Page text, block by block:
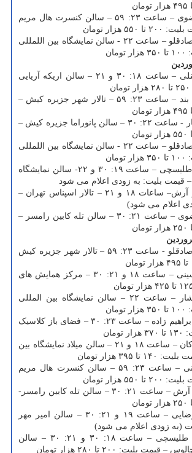
- کنسرت مجید رضوی – ساعت ۲۳: ۵۹ – سالن کنسرت هال مریم
هزار تومان
- کنسرت مسعود صادقلو – ساعت ۲۲ - سالن نمایشگاه بین اللمللی
کنسرت ناصر زینلی – ساعت ۱۸: ۳۰ و ۲۱ – سالن اریکه آریایی
- کنسرت هوروش بند – ساعت ۲۳: ۵۹ – تالار شهر جزیره کیش –
کنسرت آرون افشار - ساعت ۲۲: ۳۰ – سالن پانوراما جزیره کیش –
- کنسرت مسعود صادقلو – ساعت ۲۲ - سالن نمایشگاه بین اللمللی
- کنسرت علیرضا طلیسچی – ساعت ۱۹: ۳۰ و ۲۲- سالن نمایشگاه
– قیمت بلیت: به زودی اعلام می شود
- کنسرت مسیح و آرش– ساعات ۱۸ و ۲۱ – تالار اسپناس تهران –
اعلام می شود)
- کنسرت مجید رضوی – ساعت ۲۱: ۳۰ – سالن تله کابین رامسر –
- کنسرت مسعود صادقلو - ساعت ۲۳: ۵۹ – تالار شهر جزیره کیش
- کنسرت علی یاسینی – ساعت ۱۸ و ۲۱: ۳۰ – مرکز همایش های
-کنسرت آرون افشار – ساعت ۲۲ – سالن نمایشگاه بین المللی
- کنسرت محسن ابراهیم زاده – ساعت ۲۳: ۳۰ – فضای باز کلاسیک
کنسرت گروه ماکان – ساعت ۱۸ و ۲۱ – سالن میلاد نمایشگاه بین
هزار تومان
- کنسرت بهنام بانی – ساعت ۲۳: ۵۹ – سالن کنسرت هال مریم
هزار تومان
- کنسرت مسیح و آرش – ساعت ۲۱: ۳۰ – سالن تله کابین رامسر-
- کنسرت گرشا رضایی – ساعت ۱۹ و ۲۱: ۳۰ – سالن امیر مهر
(به زودی اعلام می شود)
- کنسرت علیرضا طلیسچی – ساعت ۱۸: ۳۰ و ۲۱: ۳۰ – سالن
بلیت: ۲۰۰ تا ۲۸۰ هزار تومان